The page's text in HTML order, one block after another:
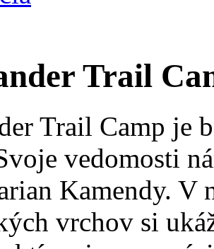
Trail
Trail Camp je
vedomosti
Kamendy. V
vrchov si